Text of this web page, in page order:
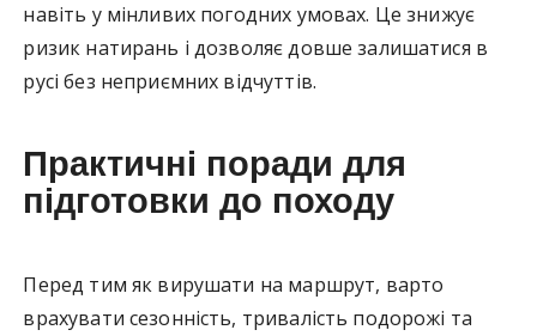
навіть у мінливих погодних умовах. Це знижує
ризик натирань і дозволяє довше залишатися в
русі без неприємних відчуттів.
Практичні поради для
підготовки до походу
Перед тим як вирушати на маршрут, варто
врахувати сезонність, тривалість подорожі та